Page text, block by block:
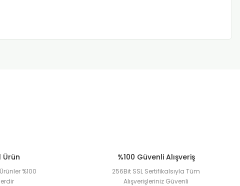
Ürün
%100
%100 Güvenli Alışveriş
256Bit SSL Sertifikalsıyla Tüm
Alışverişleriniz Güvenli